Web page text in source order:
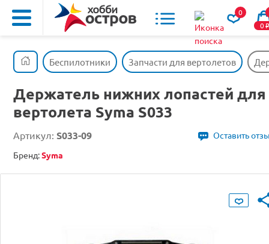
0
0o
Беспилотники Запчасти для вертолетов
Держатель нижних лопастей для
вертолета Syma S033
Артикул: S033-09
Оставить
Бренд:Syma